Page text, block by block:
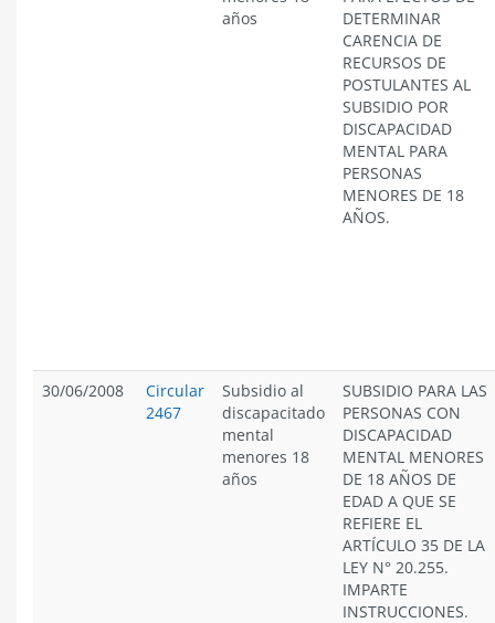
años
DETERMINAR
CARENCIA DE
RECURSOS DE
POSTULANTES AL
SUBSIDIO POR
DISCAPACIDAD
MENTAL PARA
PERSONAS
MENORES DE 18
AÑOS.
30/06/2008
Circular
2467
Subsidio al
discapacitado
mental
menores 18
años
SUBSIDIO PARA LAS
PERSONAS CON
DISCAPACIDAD
MENTAL MENORES
DE 18 AÑOS DE
EDAD A QUE SE
REFIERE EL
ARTÍCULO 35 DE LA
LEY N° 20.255.
IMPARTE
INSTRUCCIONES.